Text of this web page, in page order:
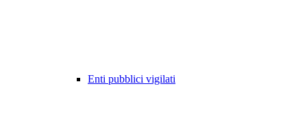
Enti pubblici vigilati